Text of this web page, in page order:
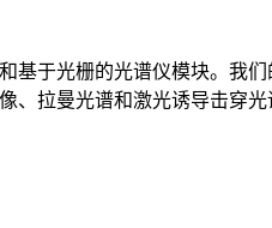
基于光栅的光谱仪模块。我
、拉曼光谱和激光诱导击穿光